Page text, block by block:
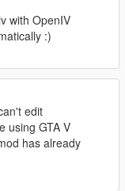
with OpenIV
:)
edit
using GTA V
has already